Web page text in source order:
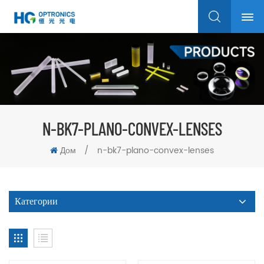
N-BK7-PLANO-CONVEX-LENSES
Дом / n-bk7-plano-convex-lenses
Категории